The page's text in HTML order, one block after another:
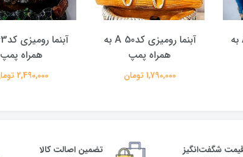
آبنما رومیزی کدA 43 به
آبنما رومیزی کدA 50 به
همراه پمپ
1,790,000 تومان
همراه پمپ
2,490,000 تومان
شگفت‌انگیز تضمین اصالت کالا